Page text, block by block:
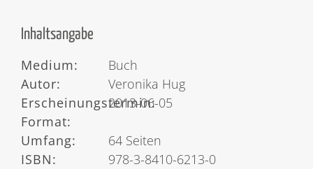
Inhaltsangabe
Medium:
Buch
Autor:
Veronika Hug
Erscheinungstermin:
2013-06-05
Format:
Umfang:
64 Seiten
ISBN:
978-3-8410-6213-0